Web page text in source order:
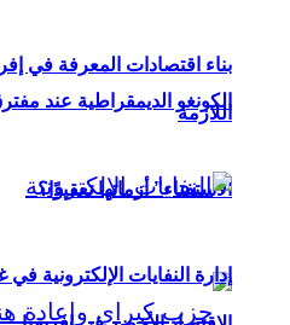
الكونغو الديمقراطية عند
الاستفتاء” أزماتها تعقيدًا؟
بناء اقتصادات المعرفة في
اللازمة
إدارة النفايات الإلكترونية